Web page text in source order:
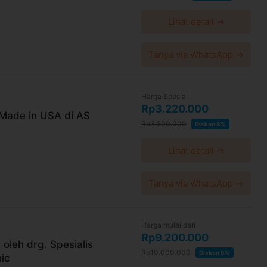
pada gigi
gigi, kemudian disinari dengan laser
mudah lepas
pemasangan behel metal
tindakan pemasangan behel metal
Lihat detail →
Tanya via WhatsApp →
in USA di AS
Harga Spesial
Rp3.220.000
Rp3.500.000 Diskon 8%
Lihat detail →
Tanya via WhatsApp →
oleh drg. Spesialis
Harga mulai dari
Rp9.200.000
Rp10.000.000 Diskon 8%